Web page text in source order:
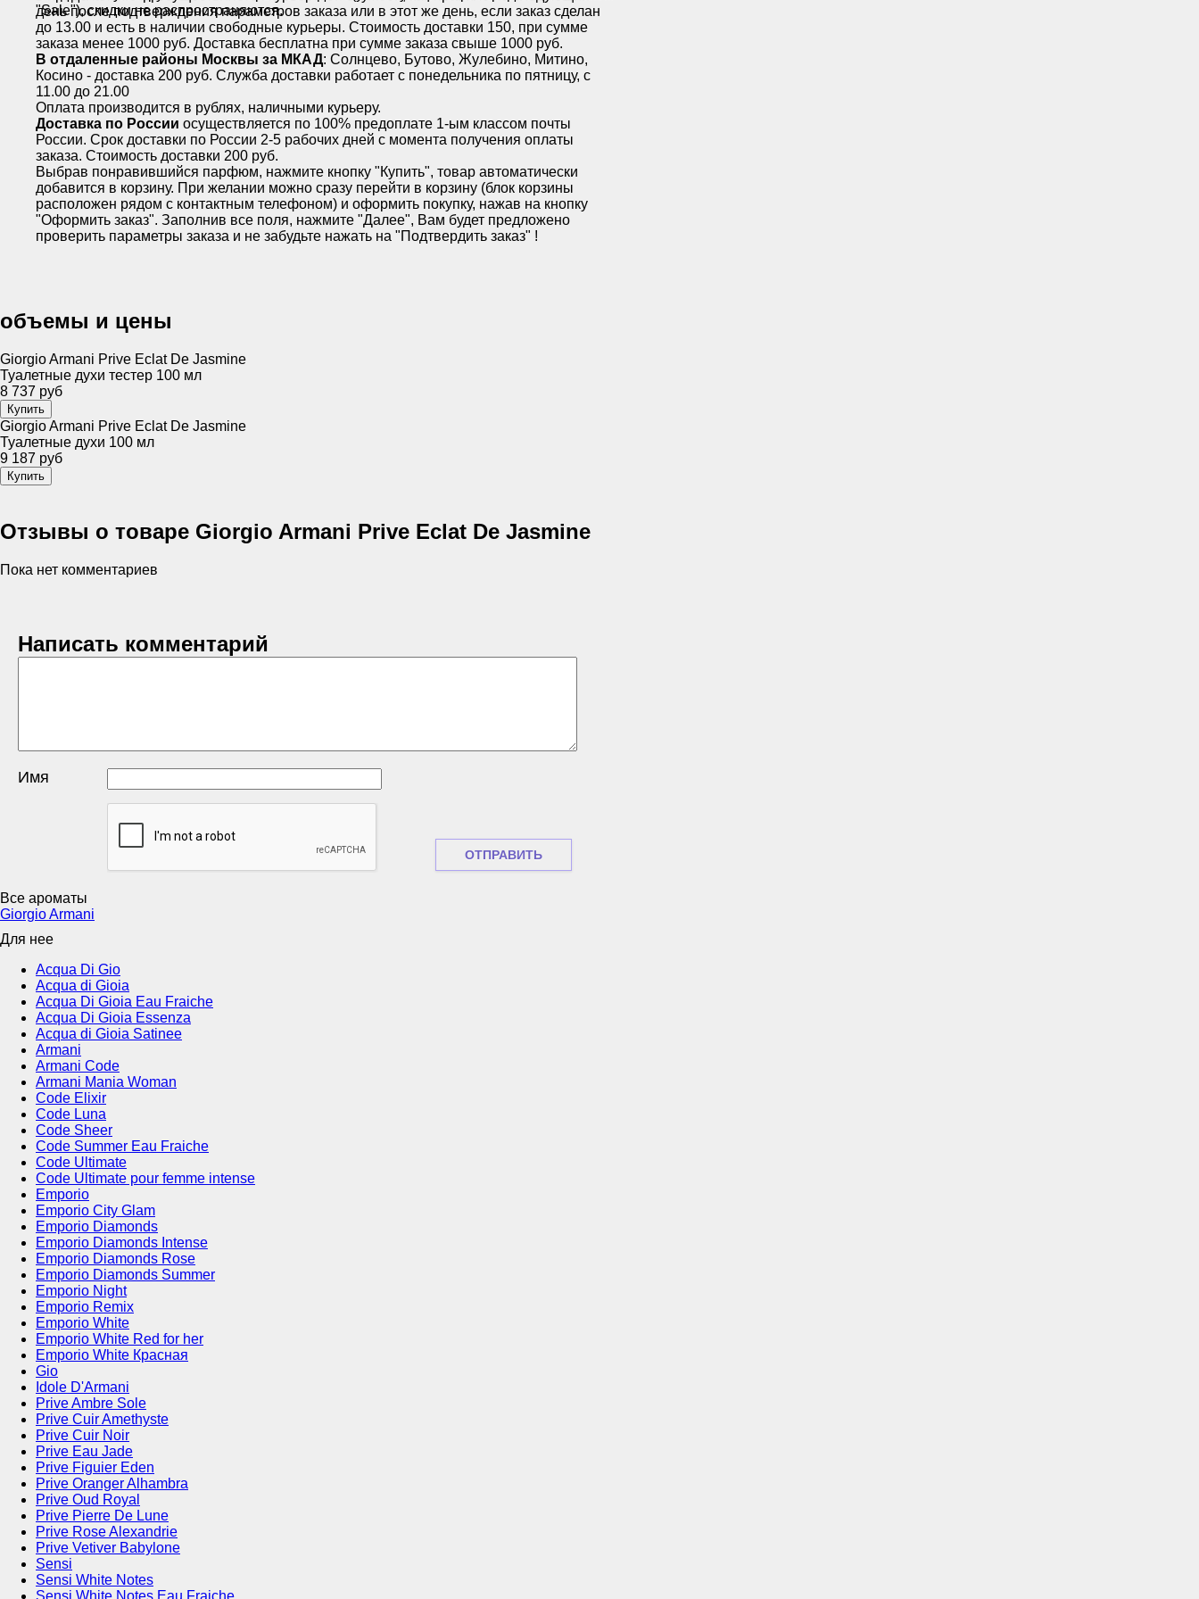
"Sale"), скидки не распространяются.
день после подтверждения параметров заказа или в этот же день, если заказ сделан
до 13.00 и есть в наличии свободные курьеры. Стоимость доставки 150, при сумме
заказа менее 1000 руб. Доставка бесплатна при сумме заказа свыше 1000 руб.
В отдаленные районы Москвы за МКАД: Солнцево, Бутово, Жулебино, Митино,
Косино - доставка 200 руб. Служба доставки работает с понедельника по пятницу, с
11.00 до 21.00
Оплата производится в рублях, наличными курьеру.
Доставка по России осуществляется по 100% предоплате 1-ым классом почты
России. Срок доставки по России 2-5 рабочих дней с момента получения оплаты
заказа. Стоимость доставки 200 руб.
Выбрав понравившийся парфюм, нажмите кнопку "Купить", товар автоматически
добавится в корзину. При желании можно сразу перейти в корзину (блок корзины
расположен рядом с контактным телефоном) и оформить покупку, нажав на кнопку
"Оформить заказ". Заполнив все поля, нажмите "Далее", Вам будет предложено
проверить параметры заказа и не забудьте нажать на "Подтвердить заказ" !
объемы и цены
Giorgio Armani Prive Eclat De Jasmine
Туалетные духи тестер 100 мл
8 737 руб
Giorgio Armani Prive Eclat De Jasmine
Туалетные духи 100 мл
9 187 руб
Отзывы о товаре Giorgio Armani Prive Eclat De Jasmine
Пока нет комментариев
Написать комментарий
Имя
Все ароматы
Giorgio Armani
Для нее
Acqua Di Gio
Acqua di Gioia
Acqua Di Gioia Eau Fraiche
Acqua Di Gioia Essenza
Acqua di Gioia Satinee
Armani
Armani Code
Armani Mania Woman
Code Elixir
Code Luna
Code Sheer
Code Summer Eau Fraiche
Code Ultimate
Code Ultimate pour femme intense
Emporio
Emporio City Glam
Emporio Diamonds
Emporio Diamonds Intense
Emporio Diamonds Rose
Emporio Diamonds Summer
Emporio Night
Emporio Remix
Emporio White
Emporio White Red for her
Emporio White Красная
Gio
Idole D'Armani
Prive Ambre Sole
Prive Cuir Amethyste
Prive Cuir Noir
Prive Eau Jade
Prive Figuier Eden
Prive Oranger Alhambra
Prive Oud Royal
Prive Pierre De Lune
Prive Rose Alexandrie
Prive Vetiver Babylone
Sensi
Sensi White Notes
Sensi White Notes Eau Fraiche